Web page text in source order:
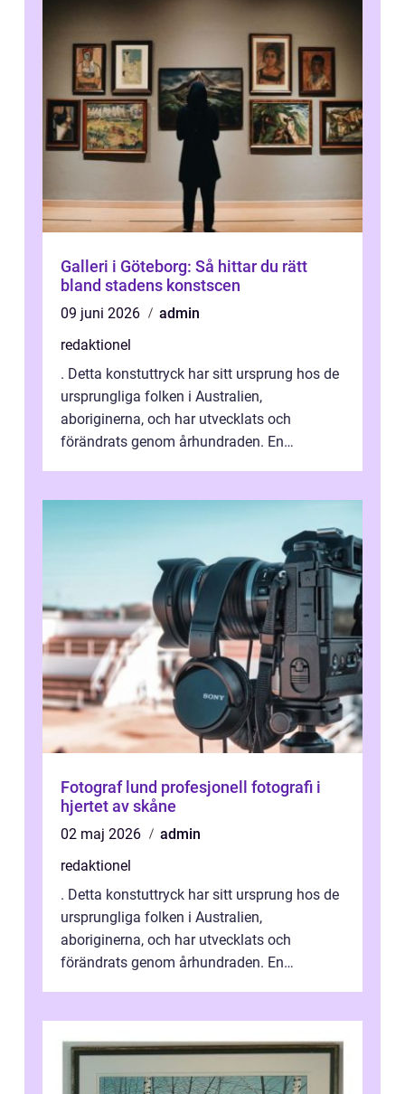
Galleri i Göteborg: Så hittar du rätt
bland stadens konstscen
09 juni 2026
admin
redaktionel
. Detta konstuttryck har sitt ursprung hos de
ursprungliga folken i Australien,
aboriginerna, och har utvecklats och
förändrats genom århundraden. En
Fotograf lund profesjonell fotografi i
hjertet av skåne
02 maj 2026
admin
redaktionel
. Detta konstuttryck har sitt ursprung hos de
ursprungliga folken i Australien,
aboriginerna, och har utvecklats och
förändrats genom århundraden. En